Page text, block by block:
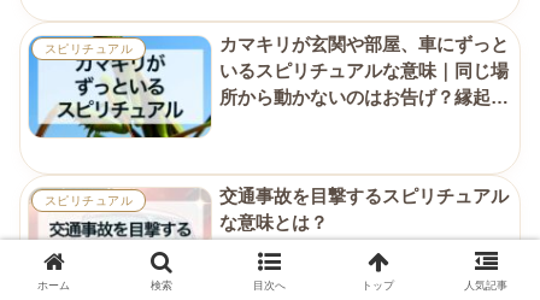
スピリチュアル
カマキリが玄関や部屋、車にずっと
いるスピリチュアルな意味｜同じ場
所から動かないのはお告げ？縁起が
スピリチュアル
交通事故を目撃するスピリチュアル
な意味とは？
ホーム 検索 目次へ トップ 人気記事